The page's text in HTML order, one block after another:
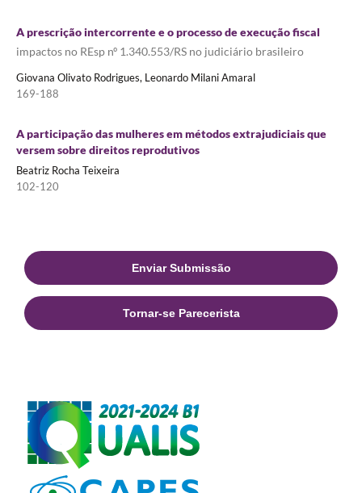
A prescrição intercorrente e o processo de execução fiscal
impactos no REsp nº 1.340.553/RS no judiciário brasileiro
Giovana Olivato Rodrigues, Leonardo Milani Amaral
169-188
A participação das mulheres em métodos extrajudiciais que
versem sobre direitos reprodutivos
Beatriz Rocha Teixeira
102-120
Enviar Submissão
Tornar-se Parecerista